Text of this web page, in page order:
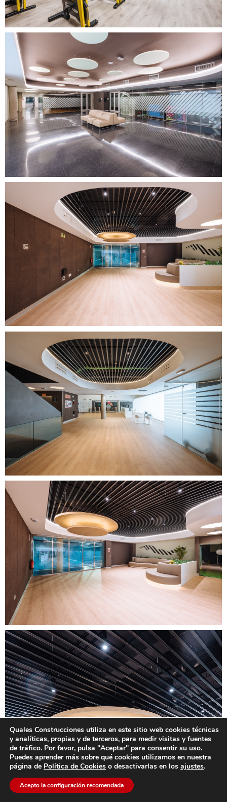
Quales Construcciones utiliza en este sitio web cookies técnicas
y analíticas, propias y de terceros, para medir visitas y fuentes
de tráfico. Por favor, pulsa "Aceptar" para consentir su uso.
Puedes aprender más sobre qué cookies utilizamos en nuestra
página de Política de Cookies o desactivarlas en los ajustes.
Acepto la configuración recomendada